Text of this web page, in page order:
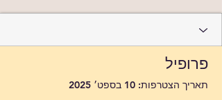
פרופיל
תאריך הצטרפות: 10 בספט׳ 2025